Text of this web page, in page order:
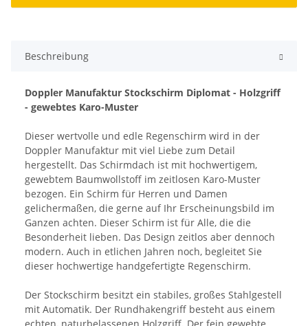
Beschreibung
Doppler Manufaktur Stockschirm Diplomat - Holzgriff
- gewebtes Karo-Muster
Dieser wertvolle und edle Regenschirm wird in der
Doppler Manufaktur mit viel Liebe zum Detail
hergestellt. Das Schirmdach ist mit hochwertigem,
gewebtem Baumwollstoff im zeitlosen Karo-Muster
bezogen. Ein Schirm für Herren und Damen
gelichermaßen, die gerne auf Ihr Erscheinungsbild im
Ganzen achten. Dieser Schirm ist für Alle, die die
Besonderheit lieben. Das Design zeitlos aber dennoch
modern. Auch in etlichen Jahren noch, begleitet Sie
dieser hochwertige handgefertigte Regenschirm.
Der Stockschirm besitzt ein stabiles, großes Stahlgestell
mit Automatik. Der Rundhakengriff besteht aus einem